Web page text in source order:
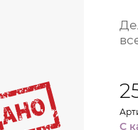
коллагена и
нормализует их
замедляет
С